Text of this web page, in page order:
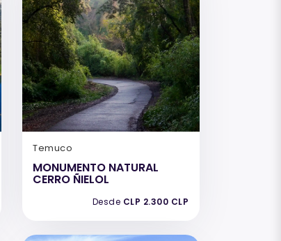
Temuco
MONUMENTO NATURAL
CERRO ÑIELOL
Desde CLP 2.300 CLP